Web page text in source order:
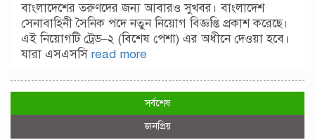
বাংলাদেশের তরুণদের জন্য আবারও সুখবর। বাংলাদেশ
সেনাবাহিনী সৈনিক পদে নতুন নিয়োগ বিজ্ঞপ্তি প্রকাশ করেছে।
এই নিয়োগটি ট্রেড–২ (বিশেষ পেশা) এর অধীনে দেওয়া হবে।
যারা এসএসসি read more
সর্বশেষ
জনপ্রিয়